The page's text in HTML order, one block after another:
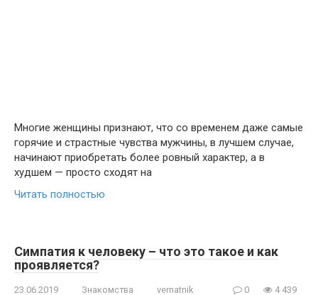
Многие женщины признают, что со временем даже самые
горячие и страстные чувства мужчины, в лучшем случае,
начинают приобретать более ровный характер, а в
худшем — просто сходят на
Читать полностью
Симпатия к человеку – что это такое и как
проявляется?
23.06.2019 Знакомства vernatnik 0 4 439